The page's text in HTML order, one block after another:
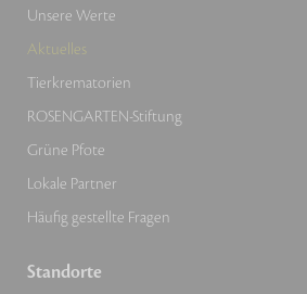
Unsere Werte
Aktuelles
Tierkrematorien
ROSENGARTEN-Stiftung
Grüne Pfote
Lokale Partner
Häufig gestellte Fragen
Standorte